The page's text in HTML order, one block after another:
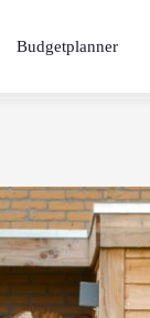
Budgetplanner